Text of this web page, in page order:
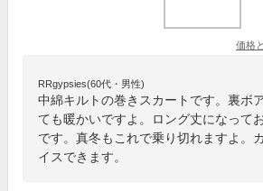
価格
RRgypsies(60代・男性)
中綿キルトの巻きスカートです。裏ボ
ても暖かいですよ。ロング丈になって
です。真冬もこれで乗り切れますよ。
イスできます。